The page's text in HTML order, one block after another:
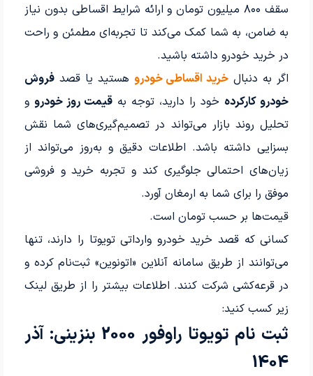
سقف ۸۰۰ میلیون تومان و ارائه شرایط اقساطی بدون نیاز
به ضامن، به شما کمک می‌کند تا تجربه‌ای مطمئن و راحت
در خرید خودرو داشته باشید.
اگر به دنبال خرید اقساطی خودرو هستید یا قصدفروش
خودرو کارکرده خود را دارید، توجه بهقیمت روز خودرو و
تحلیل روند بازار می‌تواند در تصمیم‌گیری‌های شما نقش
بسزایی داشته باشد. اطلاعات دقیق و به‌روز می‌تواند از
زیان‌های احتمالی جلوگیری کند و تجربه خرید و فروشی
موفق را برای شما به ارمغان آورد.
قیمت‌ها بر حسب تومان است.
کسانی که قصد خرید خودرو وارداتی تویوتا را دارند، تنها
می‌توانند از طریق سامانه آنلاین «اتونوین» ثبت‌نام کرده و
در قرعه‌کشی شرکت کنند. اطلاعات بیشتر را از طریق لینک
زیر کسب کنید:
ثبت نام تویوتا راوفور 2000 بنزینی: آذر
1404